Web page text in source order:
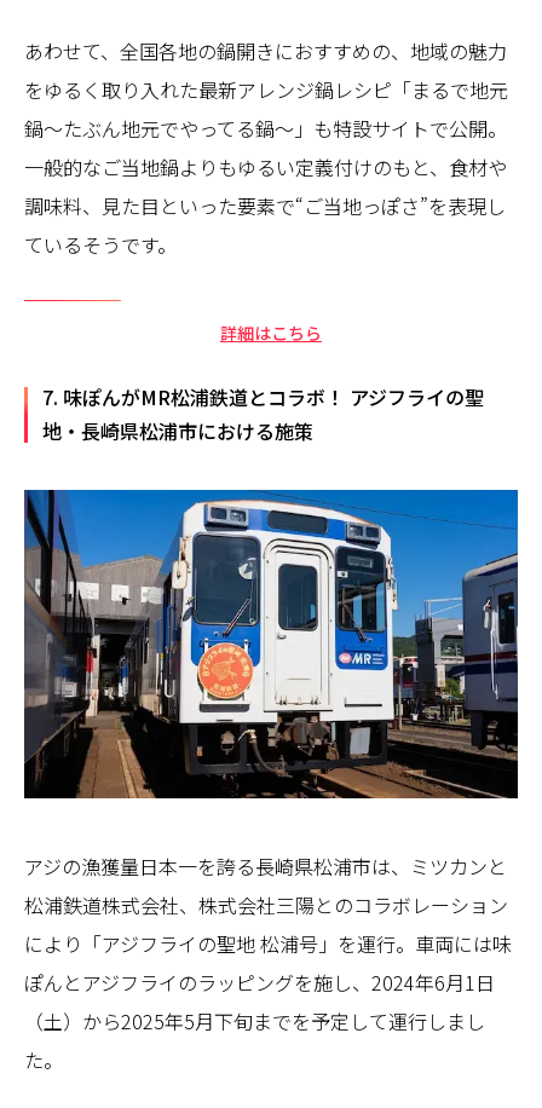
あわせて、全国各地の鍋開きにおすすめの、地域の魅力
をゆるく取り入れた最新アレンジ鍋レシピ「まるで地元
鍋～たぶん地元でやってる鍋～」も特設サイトで公開。
一般的なご当地鍋よりもゆるい定義付けのもと、食材や
調味料、見た目といった要素で“ご当地っぽさ”を表現し
ているそうです。
詳細はこちら
7. 味ぽんがMR松浦鉄道とコラボ！ アジフライの聖
地・長崎県松浦市における施策
アジの漁獲量日本一を誇る長崎県松浦市は、ミツカンと
松浦鉄道株式会社、株式会社三陽とのコラボレーション
により「アジフライの聖地 松浦号」を運行。車両には味
ぽんとアジフライのラッピングを施し、2024年6月1日
（土）から2025年5月下旬までを予定して運行しまし
た。